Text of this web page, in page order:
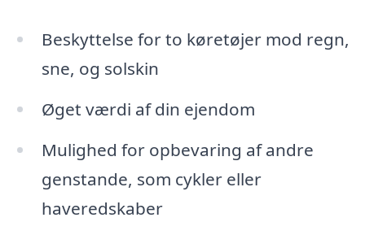
Beskyttelse for to køretøjer mod regn,
sne, og solskin
Øget værdi af din ejendom
Mulighed for opbevaring af andre
genstande, som cykler eller
haveredskaber